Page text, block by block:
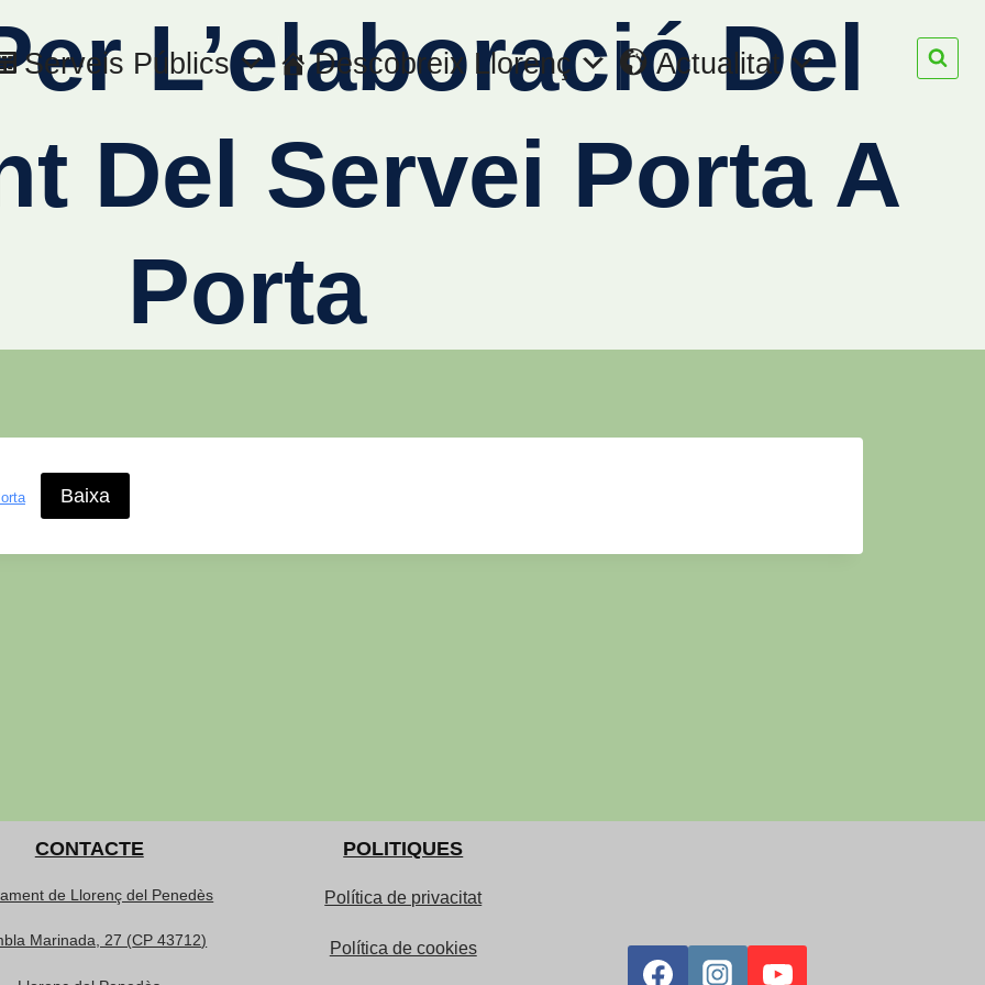
Serveis Públics Descobreix Llorenç Actualitat
L’elaboració Del
Del Servei Porta A
Porta
Baixa
CONTACTE
de Llorenç del Penedès
Marinada, 27 (CP 43712)
POLITIQUES
Política de privacitat
Política de cookies